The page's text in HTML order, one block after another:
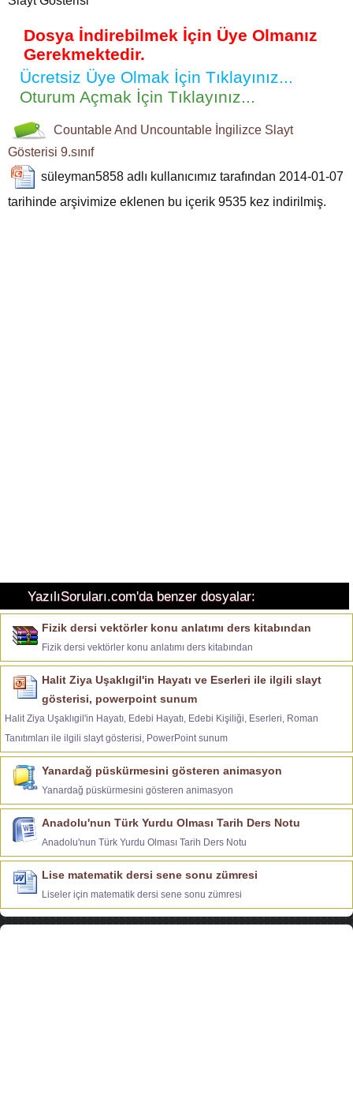
Dosya İndirebilmek İçin Üye Olmanız
Gerekmektedir.
Ücretsiz Üye Olmak İçin Tıklayınız...
Oturum Açmak İçin Tıklayınız...
Countable And Uncountable İngilizce Slayt
Gösterisi 9.sınıf
süleyman5858 adlı kullanıcımız tarafından 2014-01-07
tarihinde arşivimize eklenen bu içerik 9535 kez indirilmiş.
YazılıSoruları.com'da benzer dosyalar:
Fizik dersi vektörler konu anlatımı ders kitabından
Fizik dersi vektörler konu anlatımı ders kitabından
Halit Ziya Uşaklıgil'in Hayatı ve Eserleri ile ilgili slayt
gösterisi, powerpoint sunum
Halit Ziya Uşaklıgil'in Hayatı, Edebi Hayatı, Edebi Kişiliği, Eserleri, Roman
Tanıtımları ile ilgili slayt gösterisi, PowerPoint sunum
Yanardağ püskürmesini gösteren animasyon
Yanardağ püskürmesini gösteren animasyon
Anadolu'nun Türk Yurdu Olması Tarih Ders Notu
Anadolu'nun Türk Yurdu Olması Tarih Ders Notu
Lise matematik dersi sene sonu zümresi
Liseler için matematik dersi sene sonu zümresi